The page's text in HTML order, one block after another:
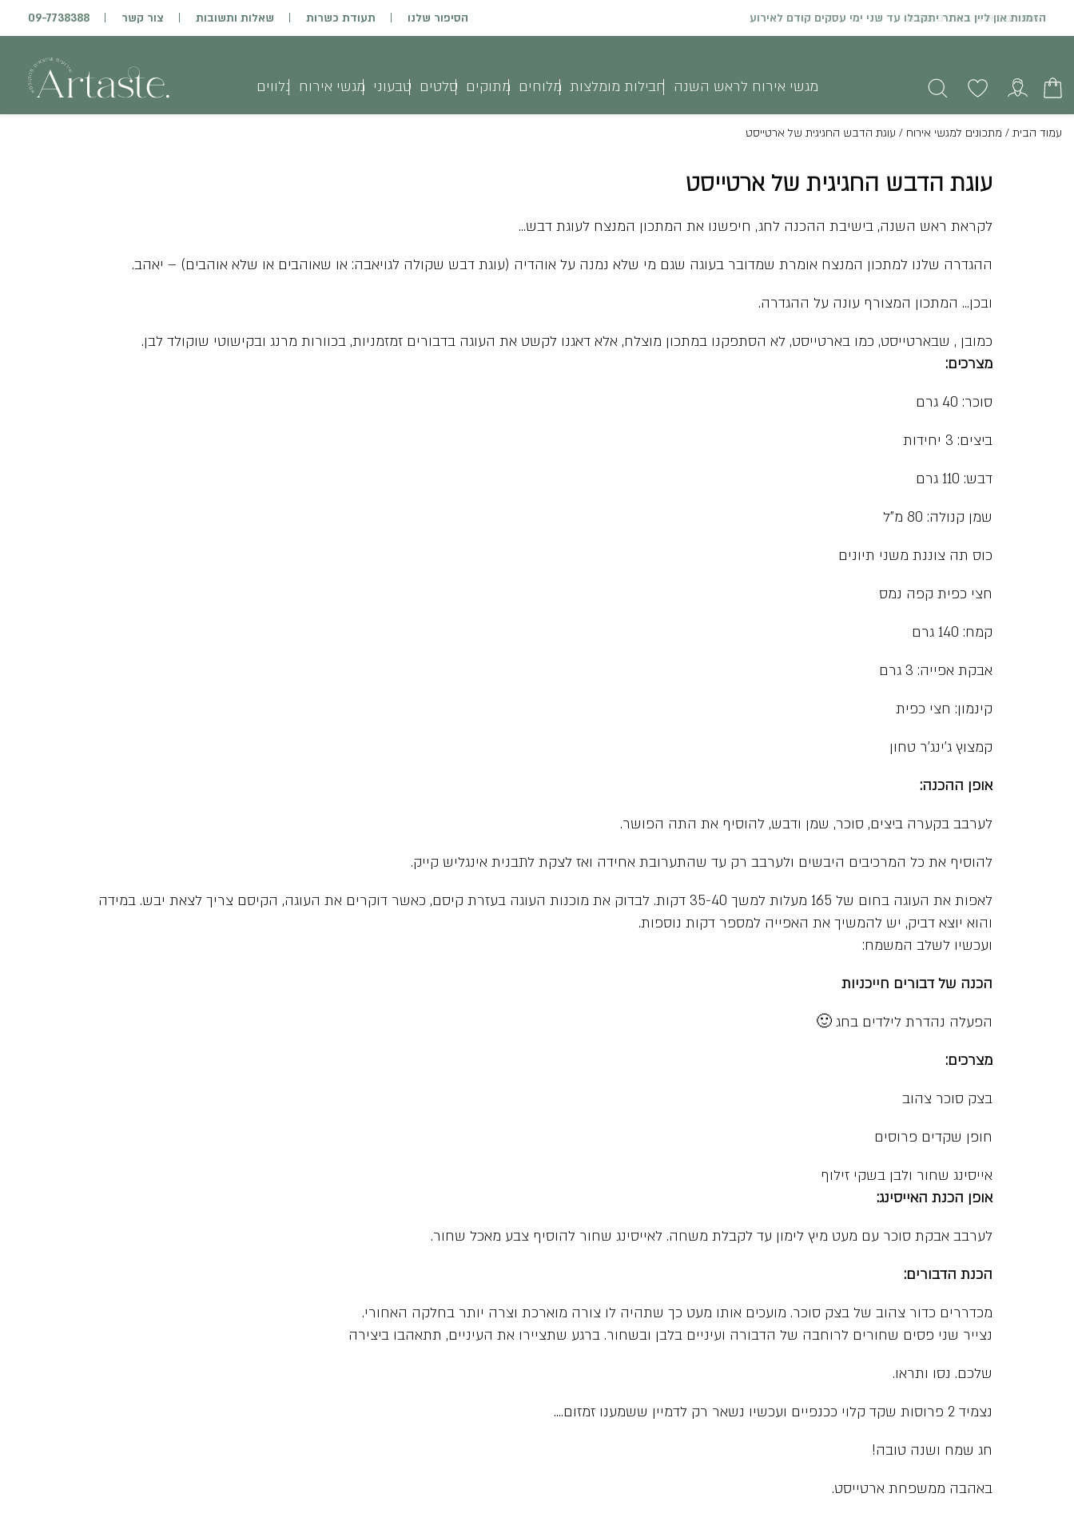
הסיפור שלנו תעודת כשרות שאלות ותשובות צור קשר 09-7738388 הזמנות און ליין באתר יתקבלו עד שני ימי עסקים קודם לאירוע
מגשי אירוח לראש השנה חבילות מומלצות מלוחים מתוקים סלטים טבעוני מגשי אירוח נלווים
עמוד הבית / מתכונים למגשי אירוח / עוגת הדבש החגיגית של ארטייסט
עוגת הדבש החגיגית של ארטייסט
לקראת ראש השנה, בישיבת ההכנה לחג, חיפשנו את המתכון המנצח לעוגת דבש…
ההגדרה שלנו למתכון המנצח אומרת שמדובר בעוגה שגם מי שלא נמנה על אוהדיה (עוגת דבש שקולה לגויאבה: או שאוהבים או שלא אוהבים) – יאהב.
ובכן… המתכון המצורף עונה על ההגדרה.
כמובן , שבארטייסט, כמו בארטייסט, לא הסתפקנו במתכון מוצלח, אלא דאגנו לקשט את העוגה בדבורים זמזמניות, בכוורות מרנג ובקישוטי שוקולד לבן.
מצרכים:
סוכר: 40 גרם
ביצים: 3 יחידות
דבש: 110 גרם
שמן קנולה: 80 מ”ל
כוס תה צוננת משני תיונים
חצי כפית קפה נמס
קמח: 140 גרם
אבקת אפייה: 3 גרם
קינמון: חצי כפית
קמצוץ ג’ינג’ר טחון
אופן ההכנה:
לערבב בקערה ביצים, סוכר, שמן ודבש, להוסיף את התה הפושר.
להוסיף את כל המרכיבים היבשים ולערבב רק עד שהתערובת אחידה ואז לצקת לתבנית אינגליש קייק.
לאפות את העוגה בחום של 165 מעלות למשך 35-40 דקות. לבדוק את מוכנות העוגה בעזרת קיסם, כאשר דוקרים את העוגה, הקיסם צריך לצאת יבש. במידה
והוא יוצא דביק, יש להמשיך את האפייה למספר דקות נוספות.
ועכשיו לשלב המשמח:
הכנה של דבורים חייכניות
הפעלה נהדרת לילדים בחג 🙂
מצרכים:
בצק סוכר צהוב
חופן שקדים פרוסים
אייסינג שחור ולבן בשקי זילוף
אופן הכנת האייסינג:
לערבב אבקת סוכר עם מעט מיץ לימון עד לקבלת משחה. לאייסינג שחור להוסיף צבע מאכל שחור.
הכנת הדבורים:
מכדררים כדור צהוב של בצק סוכר. מועכים אותו מעט כך שתהיה לו צורה מוארכת וצרה יותר בחלקה האחורי.
נצייר שני פסים שחורים לרוחבה של הדבורה ועיניים בלבן ובשחור. ברגע שתציירו את העיניים, תתאהבו ביצירה
שלכם. נסו ותראו.
נצמיד 2 פרוסות שקד קלוי ככנפיים ועכשיו נשאר רק לדמיין ששמענו זמזום….
חג שמח ושנה טובה!
באהבה ממשפחת ארטייסט.